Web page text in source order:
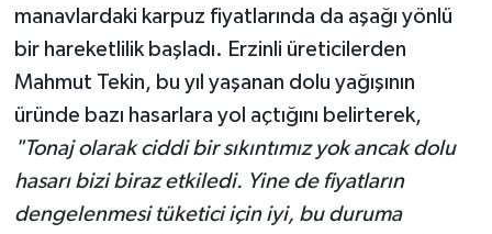
manavlardaki karpuz fiyatlarında da aşağı yönlü
bir hareketlilik başladı. Erzinli üreticilerden
Mahmut Tekin, bu yıl yaşanan dolu yağışının
üründe bazı hasarlara yol açtığını belirterek,
"Tonaj olarak ciddi bir sıkıntımız yok ancak dolu
hasarı bizi biraz etkiledi. Yine de fiyatların
dengelenmesi tüketici için iyi, bu duruma